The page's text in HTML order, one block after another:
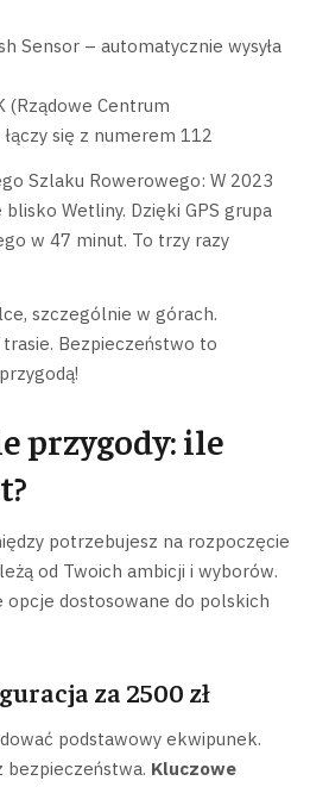
Sensor – automatycznie wysyła
(Rządowe Centrum
się z numerem 112
Szlaku Rowerowego: W 2023
blisko Wetliny. Dzięki GPS grupa
w 47 minut. To trzy razy
szczególnie w górach.
Bezpieczeństwo to
przygody: ile
potrzebujesz na rozpoczęcie
od Twoich ambicji i wyborów.
opcje dostosowane do polskich
za 2500 zł
podstawowy ekwipunek.
bezpieczeństwa. Kluczowe